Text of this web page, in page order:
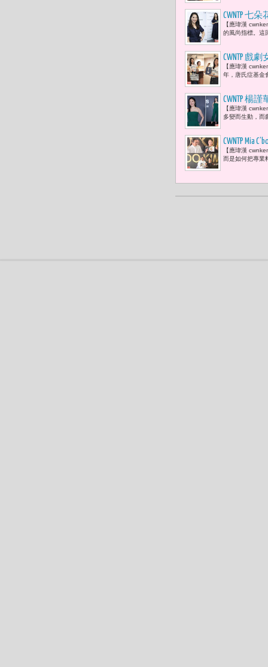
成禮坊月
CWNTP 七
台日茶香
【應瑋漢
的風尚指標。這
CWNTP 戲
【應瑋漢
年，唐氏症基金
CWNTP 楊
多時間，
【應瑋漢
多變而生動，而
CWNTP
持 百元價
【應瑋漢
而是如何把專業